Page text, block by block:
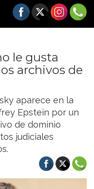
le gusta
archivos de
aparece en la
Epstein por un
de dominio
judiciales